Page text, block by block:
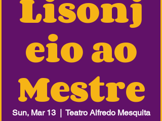
eio ao
Mestre
Sun, Mar 13
  |
Teatro Alfredo Mesquita